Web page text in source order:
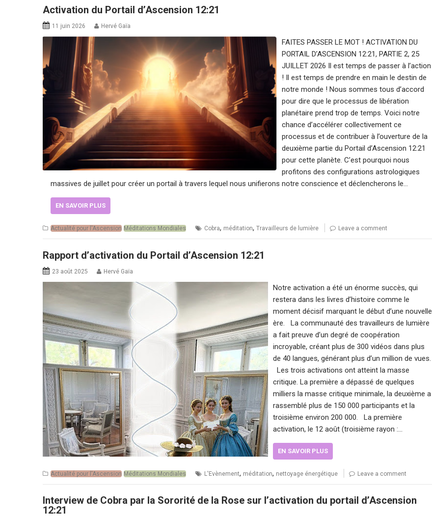
Activation du Portail d’Ascension 12:21
11 juin 2026 Hervé Gaïa
FAITES PASSER LE MOT ! ACTIVATION DU
PORTAIL D’ASCENSION 12:21, PARTIE 2, 25
JUILLET 2026 Il est temps de passer à l’action
! Il est temps de prendre en main le destin de
notre monde ! Nous sommes tous d’accord
pour dire que le processus de libération
planétaire prend trop de temps. Voici notre
chance d’accélérer collectivement ce
processus et de contribuer à l’ouverture de la
deuxième partie du Portail d’Ascension 12:21
pour cette planète. C’est pourquoi nous
profitons des configurations astrologiques
massives de juillet pour créer un portail à travers lequel nous unifierons notre conscience et déclencherons le…
EN SAVOIR PLUS
Actualité pour l'Ascension Méditations Mondiales Cobra, méditation, Travailleurs de lumière Leave a comment
Rapport d’activation du Portail d’Ascension 12:21
23 août 2025 Hervé Gaïa
Notre activation a été un énorme succès, qui
restera dans les livres d’histoire comme le
moment décisif marquant le début d’une nouvelle
ère. La communauté des travailleurs de lumière
a fait preuve d’un degré de coopération
incroyable, créant plus de 300 vidéos dans plus
de 40 langues, générant plus d’un million de vues.
Les trois activations ont atteint la masse
critique. La première a dépassé de quelques
milliers la masse critique minimale, la deuxième a
rassemblé plus de 150 000 participants et la
troisième environ 200 000. La première
activation, le 12 août (troisième rayon :…
EN SAVOIR PLUS
Actualité pour l'Ascension Méditations Mondiales L'Evènement, méditation, nettoyage énergétique Leave a comment
Interview de Cobra par la Sororité de la Rose sur l’activation du portail d’Ascension
12:21